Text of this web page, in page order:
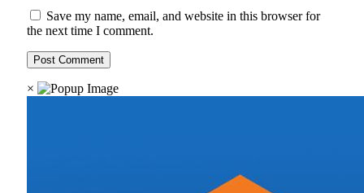
Save my name, email, and website in this browser for
the next time I comment.
×